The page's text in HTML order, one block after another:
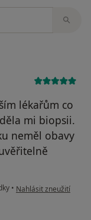
lékařům co
mi biopsii.
neměl obavy
• podle názoru uživatele
Nahlásit zneužití